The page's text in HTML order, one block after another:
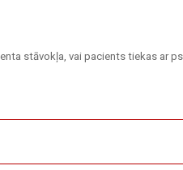
stāvokļa, vai pacients tiekas ar